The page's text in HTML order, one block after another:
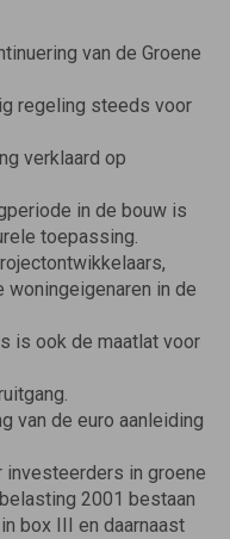
van de Groene
regeling steeds voor
verklaard op
in de bouw is
toepassing.
woningeigenaren in de
is ook de maatlat voor
van de euro aanleiding
in groene
2001 bestaan
box III en daarnaast